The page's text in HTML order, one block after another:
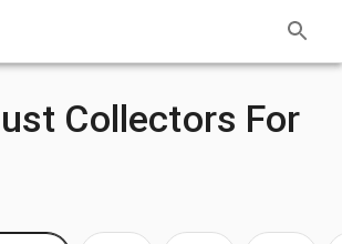
Collectors For